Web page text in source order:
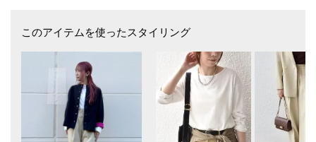
力の素材。
裏側は細かな編地のビビットカラー素材で、二つの素材を接結することで
防寒性とデザイン性を両立。
厚みがあり、羊毛も入っているため寒い時期にぴったりです。
-コーディネート-
長すぎない丈感なので、ボリュームのあるボトムともバランスよく着こな
していただけます。
肌寒くなり始めた時期に活躍すること間違いなしです。
このアイテムを使ったスタイリング